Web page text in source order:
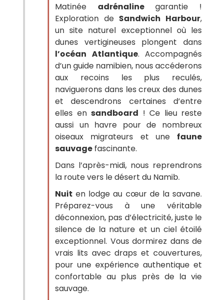
Matinée adrénalinegarantie !
Exploration de Sandwich Harbour,
un site naturel exceptionnel où les
dunes vertigineuses plongent dans
l’océan Atlantique. Accompagnés
d’un guide namibien, nous accéderons
aux recoins les plus reculés,
naviguerons dans les creux des dunes
et descendrons certaines d’entre
elles en sandboard ! Ce lieu reste
aussi un havre pour de nombreux
oiseaux migrateurs et une faune
sauvage fascinante.
Dans l’après-midi, nous reprendrons
la route vers le désert du Namib.
Nuit en lodge au cœur de la savane.
Préparez-vous à une véritable
déconnexion, pas d’électricité, juste le
silence de la nature et un ciel étoilé
exceptionnel. Vous dormirez dans de
vrais lits avec draps et couvertures,
pour une expérience authentique et
confortable au plus près de la vie
sauvage.